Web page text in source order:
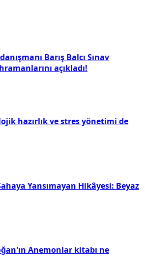
Barış Balcı Sınav
açıkladı!
hazırlık ve stres yönetimi de
Yansımayan Hikâyesi: Beyaz
Anemonlar kitabı ne